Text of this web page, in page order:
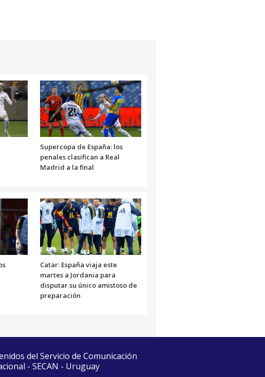
Supercopa de España: los
penales clasifican a Real
Madrid a la final
Catar: España viaja este
martes a Jordania para
disputar su único amistoso de
preparación
del Servicio de Comunicación
- SECAN - Uruguay